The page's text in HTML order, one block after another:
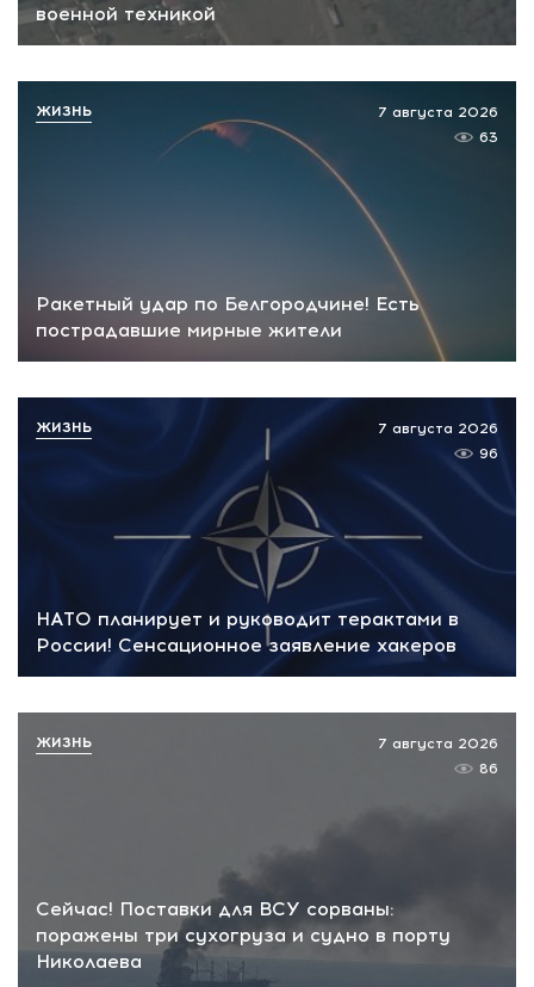
военной техникой
Ракетный удар по Белгородчине! Есть
пострадавшие мирные жители
7 августа 2026
63
ЖИЗНЬ
НАТО планирует и руководит терактами в
России! Сенсационное заявление хакеров
7 августа 2026
96
ЖИЗНЬ
Сейчас! Поставки для ВСУ сорваны:
поражены три сухогруза и судно в порту
Николаева
7 августа 2026
86
ЖИЗНЬ